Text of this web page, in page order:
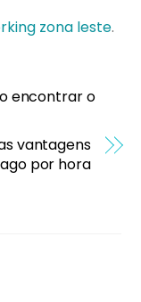
zona leste.
encontrar o
vantagens
por hora